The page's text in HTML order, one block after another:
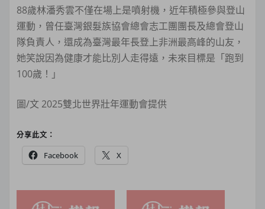
88歲林潘秀雲不僅在場上是噴射機，近年積極參與登山
運動，曾任臺灣銀髮族協會總會志工團團長及總會登山
隊負責人，還成為臺灣最年長登上非洲最高峰的山友，
她笑說因為健康才能比別人走得遠，未來目標是「跑到
100歲！」
圖/文 2025雙北世界壯年運動會提供
分享此文：
Facebook X